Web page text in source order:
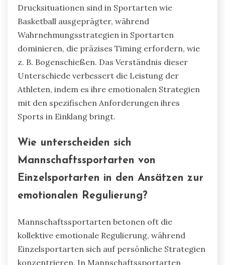
Drucksituationen sind in Sportarten wie
Basketball ausgeprägter, während
Wahrnehmungsstrategien in Sportarten
dominieren, die präzises Timing erfordern, wie
z. B. Bogenschießen. Das Verständnis dieser
Unterschiede verbessert die Leistung der
Athleten, indem es ihre emotionalen Strategien
mit den spezifischen Anforderungen ihres
Sports in Einklang bringt.
Wie unterscheiden sich
Mannschaftssportarten von
Einzelsportarten in den Ansätzen zur
emotionalen Regulierung?
Mannschaftssportarten betonen oft die
kollektive emotionale Regulierung, während
Einzelsportarten sich auf persönliche Strategien
konzentrieren. In Mannschaftssportarten